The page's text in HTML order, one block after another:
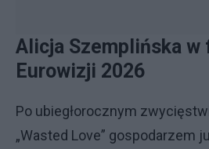
Alicja Szemplińska w
Eurowizji 2026
Po ubiegłorocznym
„Wasted Love” gospodarzem